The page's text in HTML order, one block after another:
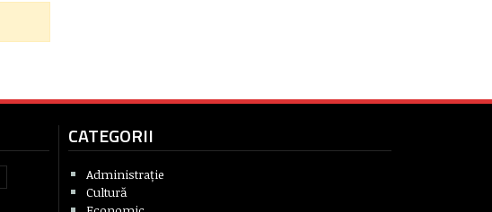
CATEGORII
Administrație
Cultură